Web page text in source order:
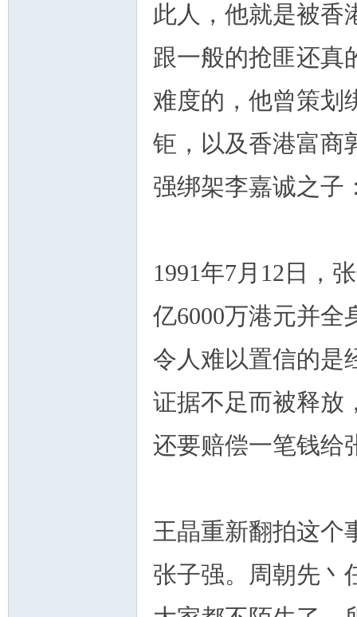
此人，他就是被香
跟一般的抢匪还真
难度的，他曾策划
钜，以及香港富商
强绑架李嘉诚之子
1991年7月12日，
亿6000万港元并
令人难以置信的是
证据不足而被释放
还要赔偿一笔钱给
王晶重新翻拍这个
张子强。周朝先丶